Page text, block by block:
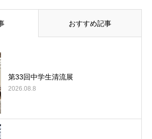
おすすめ記事
第33回中学生清流展
2026.08.8